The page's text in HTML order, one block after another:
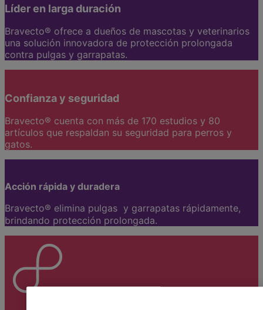
Líder en larga duración
Bravecto® ofrece a dueños de mascotas y veterinarios
una solución innovadora de protección prolongada
contra pulgas y garrapatas.
Confianza y seguridad
Bravecto® cuenta con más de 170 estudios y 80
artículos que respaldan su seguridad para perros y
gatos.
Acción rápida y duradera
Bravecto® elimina pulgas y garrapatas rápidamente,
brindando protección prolongada.